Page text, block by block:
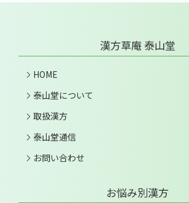
漢方草庵 泰山堂
HOME
泰山堂について
取扱漢方
泰山堂通信
お問い合わせ
お悩み別漢方